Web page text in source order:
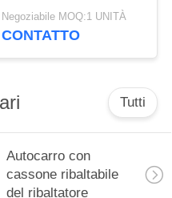
tonnellate per il
trasporto speciale delle
Negoziabile MOQ:1 UNITÀ
CONTATTO
Tutti
Autocarro con
cassone ribaltabile
del ribaltatore